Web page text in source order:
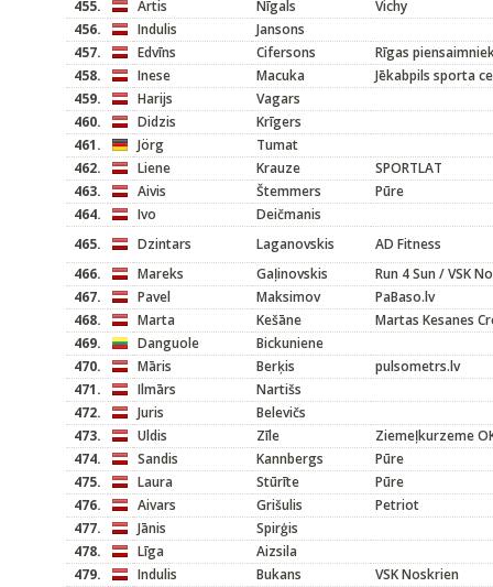
455.
Artis Nīgals
Vichy
456.
Indulis
Jansons
457.
Edvīns Cifersons
Rīgas
458.
Inese Macuka
Jēkabpils sporta
459.
Harijs
Vagars
460.
Didzis
Krīgers
461.
Jörg
Tumat
462.
Liene Krauze
SPORTLAT
463.
Aivis Štemmers
Pūre
464.
Ivo
Deičmanis
465.
Dzintars Laganovskis
AD Fitness
466.
Mareks Gaļinovskis
Run 4 Sun / VSK
467.
Pavel Maksimov
PaBaso.lv
468.
Marta Kešāne
Martas Kesanes
469.
Danguole
Bickuniene
470.
Māris Berķis
pulsometrs.lv
471.
Ilmārs
Nartišs
472.
Juris
Belevičs
473.
Uldis Zīle
Ziemeļkurzeme
474.
Sandis Kannbergs
Pūre
475.
Laura Stūrīte
Pūre
476.
Aivars Grišulis
Petriot
477.
Jānis
Spirģis
478.
Līga
Aizsila
479.
Indulis Bukans
VSK Noskrien